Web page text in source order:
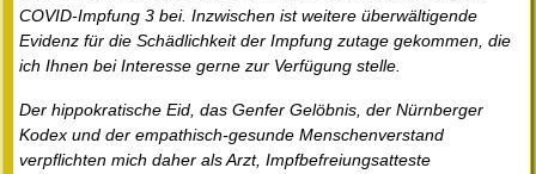
COVID-Impfung 3 bei. Inzwischen ist weitere überwältigende
Evidenz für die Schädlichkeit der Impfung zutage gekommen, die
ich Ihnen bei Interesse gerne zur Verfügung stelle.
Der hippokratische Eid, das Genfer Gelöbnis, der Nürnberger
Kodex und der empathisch-gesunde Menschenverstand
verpflichten mich daher als Arzt, Impfbefreiungsatteste